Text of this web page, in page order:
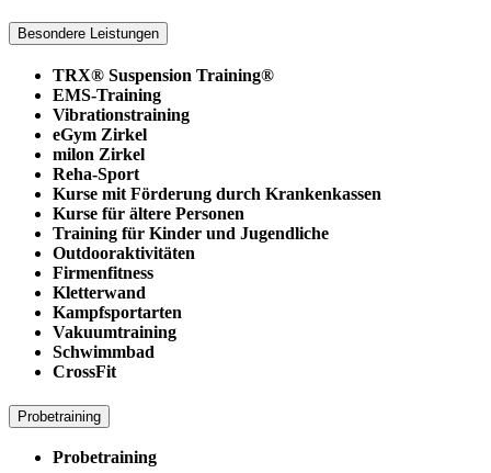
Besondere Leistungen
TRX® Suspension Training®
EMS-Training
Vibrationstraining
eGym Zirkel
milon Zirkel
Reha-Sport
Kurse mit Förderung durch Krankenkassen
Kurse für ältere Personen
Training für Kinder und Jugendliche
Outdooraktivitäten
Firmenfitness
Kletterwand
Kampfsportarten
Vakuumtraining
Schwimmbad
CrossFit
Probetraining
Probetraining